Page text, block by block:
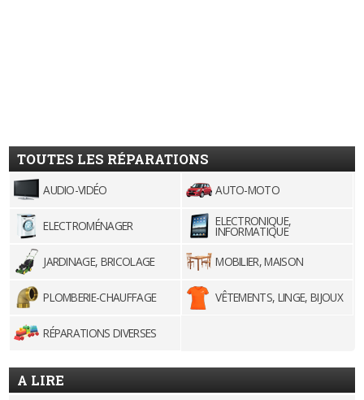
TOUTES LES RÉPARATIONS
AUDIO-VIDÉO AUTO-MOTO
ELECTROMÉNAGER ELECTRONIQUE,
INFORMATIQUE
JARDINAGE, BRICOLAGE
MOBILIER, MAISON
PLOMBERIE-CHAUFFAGE VÊTEMENTS, LINGE, BIJOUX
RÉPARATIONS DIVERSES
A LIRE